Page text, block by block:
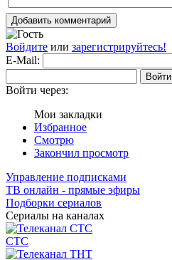
Добавить комментарий
Войдите или зарегистрируйтесь!
E-Mail:
Войти
Войти через:
Мои закладки
Избранное
Смотрю
Закончил просмотр
Управление подписками
ТВ онлайн - прямые эфиры
Подборки сериалов
Сериалы на каналах
СТС